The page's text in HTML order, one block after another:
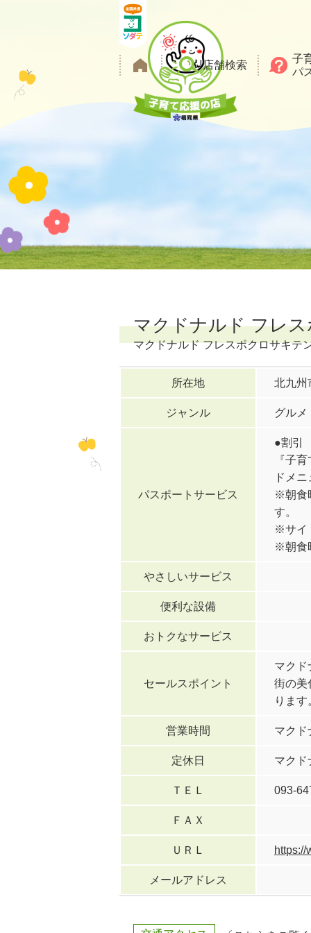
メ
ニ
ュ
ー
を
店舗検索
子
パ
マクドナルド フレス
マクドナルド フレスポクロサキテ
所在地 北九州
ジャンル グルメ
パスポートサービス
●割引
『子
ドメ
※朝食
す。
※サイ
※朝食
やさしいサービス
便利な設備
おトクなサービス
セールスポイント
マクド
街の美
ります
営業時間 マクド
定休日 マクド
ＴＥＬ 093-
ＦＡＸ
ＵＲＬ https://
メールアドレス